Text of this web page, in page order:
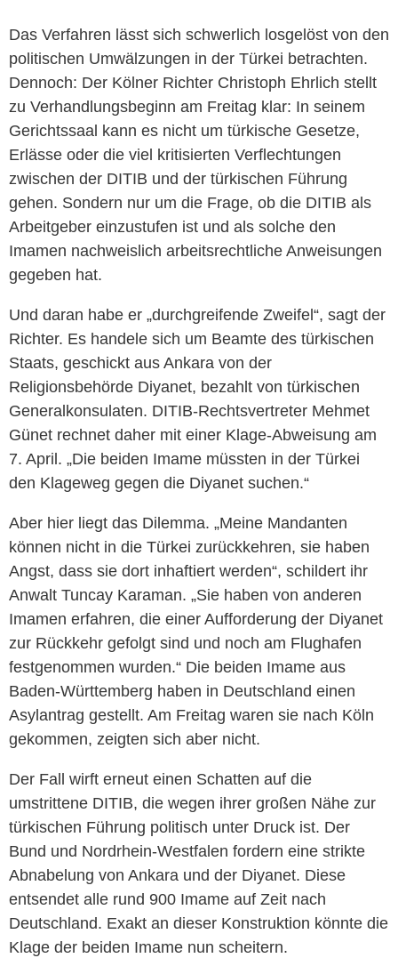
Das Verfahren lässt sich schwerlich losgelöst von den
politischen Umwälzungen in der Türkei betrachten.
Dennoch: Der Kölner Richter Christoph Ehrlich stellt
zu Verhandlungsbeginn am Freitag klar: In seinem
Gerichtssaal kann es nicht um türkische Gesetze,
Erlässe oder die viel kritisierten Verflechtungen
zwischen der DITIB und der türkischen Führung
gehen. Sondern nur um die Frage, ob die DITIB als
Arbeitgeber einzustufen ist und als solche den
Imamen nachweislich arbeitsrechtliche Anweisungen
gegeben hat.
Und daran habe er „durchgreifende Zweifel“, sagt der
Richter. Es handele sich um Beamte des türkischen
Staats, geschickt aus Ankara von der
Religionsbehörde Diyanet, bezahlt von türkischen
Generalkonsulaten. DITIB-Rechtsvertreter Mehmet
Günet rechnet daher mit einer Klage-Abweisung am
7. April. „Die beiden Imame müssten in der Türkei
den Klageweg gegen die Diyanet suchen.“
Aber hier liegt das Dilemma. „Meine Mandanten
können nicht in die Türkei zurückkehren, sie haben
Angst, dass sie dort inhaftiert werden“, schildert ihr
Anwalt Tuncay Karaman. „Sie haben von anderen
Imamen erfahren, die einer Aufforderung der Diyanet
zur Rückkehr gefolgt sind und noch am Flughafen
festgenommen wurden.“ Die beiden Imame aus
Baden-Württemberg haben in Deutschland einen
Asylantrag gestellt. Am Freitag waren sie nach Köln
gekommen, zeigten sich aber nicht.
Der Fall wirft erneut einen Schatten auf die
umstrittene DITIB, die wegen ihrer großen Nähe zur
türkischen Führung politisch unter Druck ist. Der
Bund und Nordrhein-Westfalen fordern eine strikte
Abnabelung von Ankara und der Diyanet. Diese
entsendet alle rund 900 Imame auf Zeit nach
Deutschland. Exakt an dieser Konstruktion könnte die
Klage der beiden Imame nun scheitern.